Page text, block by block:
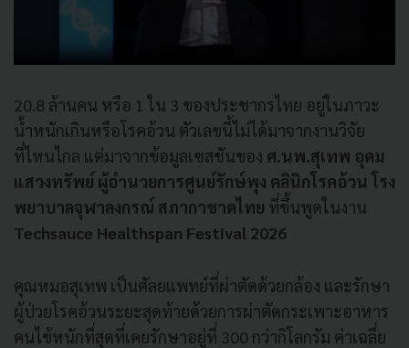
20.8 ล้านคน หรือ 1 ใน 3 ของประชากรไทย อยู่ในภาวะ
น้ำหนักเกินหรือโรคอ้วน ตัวเลขนี้ไม่ได้มาจากงานวิจัย
ที่ไหนไกล แต่มาจากข้อมูลเซสชันของ ศ.นพ.สุเทพ อุดม
แสวงทรัพย์ ผู้อำนวยการศูนย์รักษ์พุง คลินิกโรคอ้วน โรง
พยาบาลจุฬาลงกรณ์ สภากาชาดไทย ที่ขึ้นพูดในงาน
Techsauce Healthspan Festival 2026
คุณหมอสุเทพ เป็นศัลยแพทย์ที่ผ่าตัดด้วยกล้อง และรักษา
ผู้ป่วยโรคอ้วนระยะสุดท้ายด้วยการผ่าตัดกระเพาะอาหาร
คนไข้หนักที่สุดที่เคยรักษาอยู่ที่ 300 กว่ากิโลกรัม ค่าเฉลี่ย